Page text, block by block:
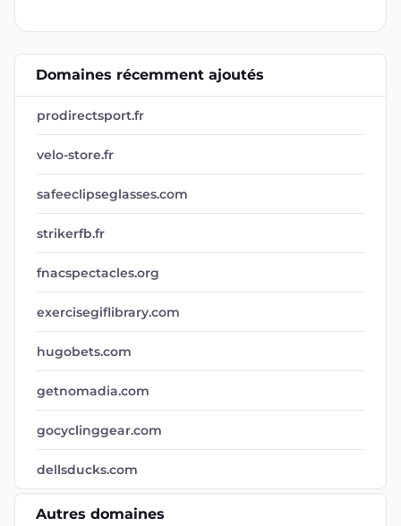
Domaines récemment ajoutés
prodirectsport.fr
velo-store.fr
safeeclipseglasses.com
strikerfb.fr
fnacspectacles.org
exercisegiflibrary.com
hugobets.com
getnomadia.com
gocyclinggear.com
dellsducks.com
Autres domaines